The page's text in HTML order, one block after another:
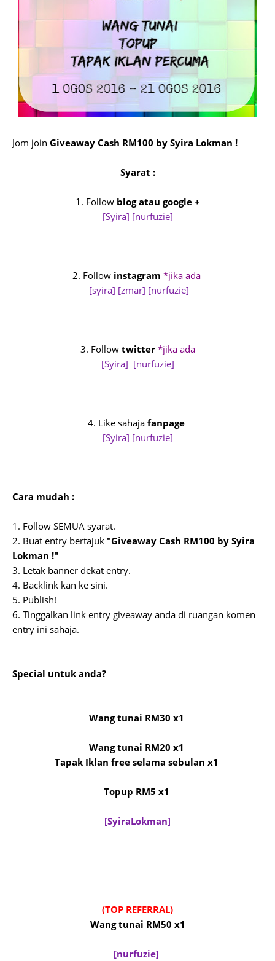
Jom join Giveaway Cash RM100 by Syira Lokman !
Syarat :
1. Follow blog atau google +
[Syira] [nurfuzie]
2. Followinstagram *jika ada
[syira] [zmar] [nurfuzie]
3. Follow twitter *jika ada
[Syira] [nurfuzie]
4. Like sahaja fanpage
[Syira] [nurfuzie]
Cara mudah :
1. Follow SEMUA syarat.
2. Buat entry bertajuk "Giveaway Cash RM100 by Syira
Lokman !"
3. Letak banner dekat entry.
4. Backlink kan ke sini.
5. Publish!
6. Tinggalkan link entry giveaway anda di ruangan komen
entry ini sahaja.
Special untuk anda?
Wang tunai RM30 x1
Wang tunai RM20 x1
Tapak Iklan free selama sebulan x1
Topup RM5 x1
[SyiraLokman]
(TOP REFERRAL)
Wang tunai RM50 x1
[nurfuzie]